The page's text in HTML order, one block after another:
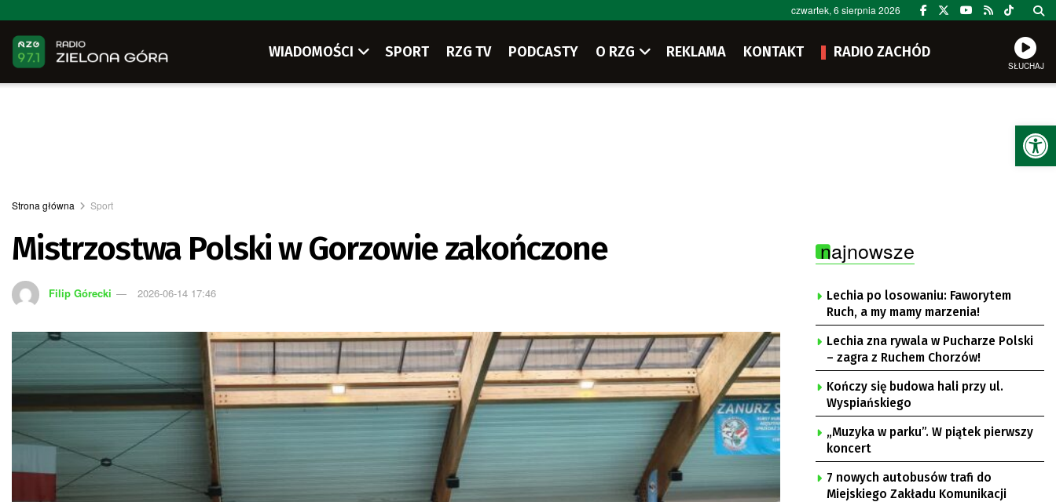
czwartek, 6 sierpnia 2026
WIADOMOŚCI SPORT RZG TV PODCASTY O RZG REKLAMA KONTAKT RADIO ZACHÓD
SŁUCHAJ
Strona główna Sport
Mistrzostwa Polski w Gorzowie zakończone
Filip Górecki 2026-06-14 17:46
najnowsze
Lechia po losowaniu: Faworytem
Ruch, a my mamy marzenia!
Lechia zna rywala w Pucharze Polski
– zagra z Ruchem Chorzów!
Kończy się budowa hali przy ul.
Wyspiańskiego
„Muzyka w parku”. W piątek pierwszy
koncert
7 nowych autobusów trafi do
Miejskiego Zakładu Komunikacji